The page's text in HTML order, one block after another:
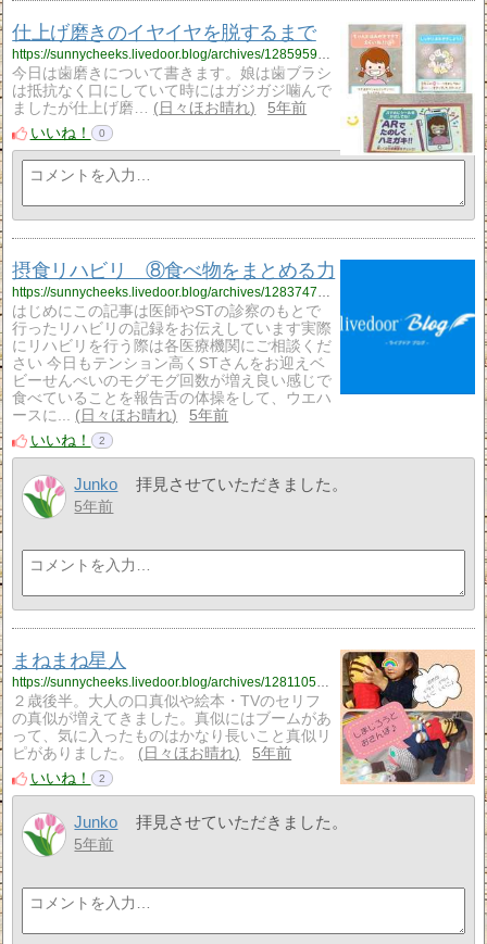
仕上げ磨きのイヤイヤを脱するまで
今日は歯磨きについて書きます。娘は歯ブラシ
は抵抗なく口にしていて時にはガジガジ噛んで
ましたが仕上げ磨…
日々ほお晴れ
5年前
いいね！
0
摂食リハビリ ⑧食べ物をまとめる力
はじめにこの記事は医師やSTの診察のもとで
行ったリハビリの記録をお伝えしています実際
にリハビリを行う際は各医療機関にご相談くだ
さい 今日もテンション高くSTさんをお迎えベ
ビーせんべいのモグモグ回数が増え良い感じで
食べていることを報告舌の体操をして、ウエハ
ースに...
日々ほお晴れ
5年前
いいね！
2
Junko 拝見させていただきました。
5年前
まねまね星人
２歳後半。大人の口真似や絵本・TVのセリフ
の真似が増えてきました。真似にはブームがあ
って、気に入ったものはかなり長いこと真似リ
ピがありました。
日々ほお晴れ
5年前
いいね！
2
Junko 拝見させていただきました。
5年前